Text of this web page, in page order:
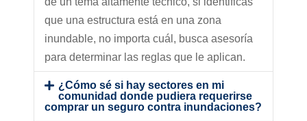
que una estructura está en una zona
inundable, no importa cuál, busca asesoría
para determinar las reglas que le aplican.
¿Cómo sé si hay sectores en mi
comunidad donde pudiera requerirse
comprar un seguro contra inundaciones?